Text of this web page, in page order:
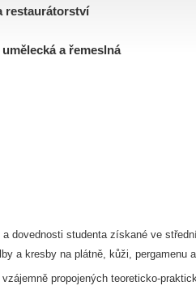
restaurátorství
a řemeslná
dovednosti studenta získané ve
a kresby na plátně, kůži, pergamenu
propojených teoreticko-